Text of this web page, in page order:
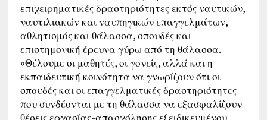
επιχειρηματικές δραστηριότητες εκτός ναυτικών,
ναυτιλιακών και ναυπηγικών επαγγελμάτων,
αθλητισμός και θάλασσα, σπουδές και
επιστημονική έρευνα γύρω από τη θάλασσα.
«Θέλουμε οι μαθητές, οι γονείς, αλλά και η
εκπαιδευτική κοινότητα να γνωρίζουν ότι οι
σπουδές και οι επαγγελματικές δραστηριότητες
που συνδέονται με τη θάλασσα να εξασφαλίζουν